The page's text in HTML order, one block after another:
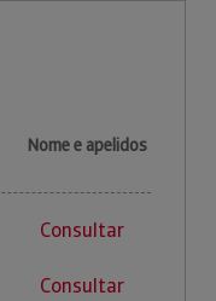
Nome e apelidos
Consultar
Consultar